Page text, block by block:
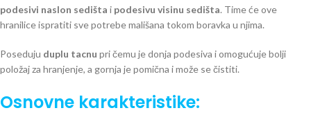
podesivi naslon sedišta i podesivu visinu sedišta. Time će ove
hranilice ispratiti sve potrebe mališana tokom boravka u njima.
Poseduju duplu tacnu pri čemu je donja podesiva i omogućuje bolji
položaj za hranjenje, a gornja je pomična i može se čistiti.
Osnovne karakteristike: